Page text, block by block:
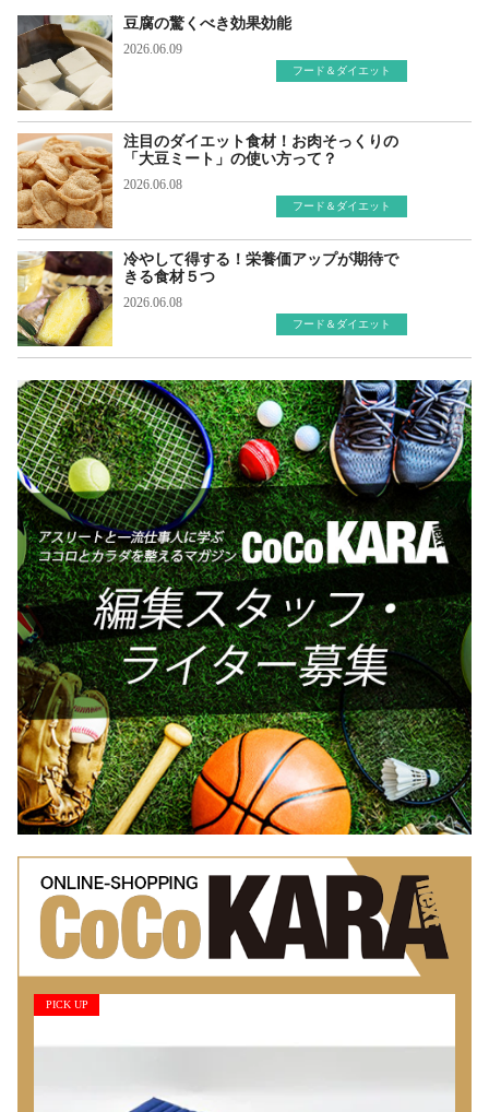
豆腐の驚くべき効果効能
2026.06.09
フード＆ダイエット
注目のダイエット食材！お肉そっくりの
「大豆ミート」の使い方って？
2026.06.08
フード＆ダイエット
冷やして得する！栄養価アップが期待で
きる食材５つ
2026.06.08
フード＆ダイエット
PICK UP